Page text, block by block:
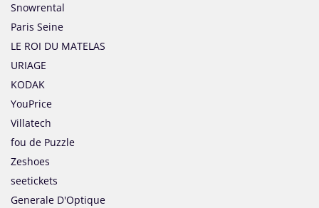
Snowrental
Paris Seine
LE ROI DU MATELAS
URIAGE
KODAK
YouPrice
Villatech
fou de Puzzle
Zeshoes
seetickets
Generale D'Optique